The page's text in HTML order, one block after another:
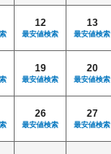
12
最安値検索
13
最安値検索
19
最安値検索
20
最安値検索
26
最安値検索
27
最安値検索